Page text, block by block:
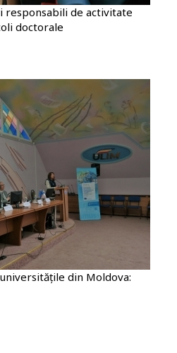
de activitate
doctorale
din Moldova: